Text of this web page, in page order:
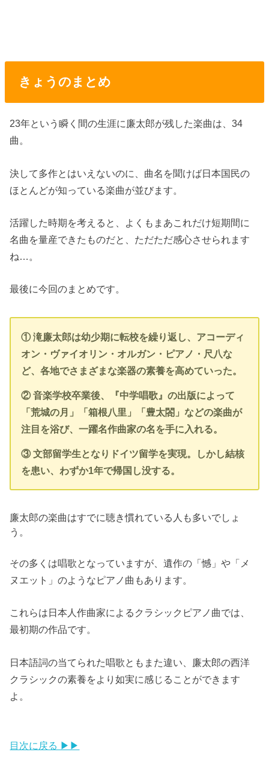
きょうのまとめ
23年という瞬く間の生涯に廉太郎が残した楽曲は、34
曲。
決して多作とはいえないのに、曲名を聞けば日本国民の
ほとんどが知っている楽曲が並びます。
活躍した時期を考えると、よくもまあこれだけ短期間に
名曲を量産できたものだと、ただただ感心させられます
ね…。
最後に今回のまとめです。
① 滝廉太郎は幼少期に転校を繰り返し、アコーディ
オン・ヴァイオリン・オルガン・ピアノ・尺八な
ど、各地でさまざまな楽器の素養を高めていった。
② 音楽学校卒業後、『中学唱歌』の出版によって
「荒城の月」「箱根八里」「豊太閤」などの楽曲が
注目を浴び、一躍名作曲家の名を手に入れる。
③ 文部留学生となりドイツ留学を実現。しかし結核
を患い、わずか1年で帰国し没する。
廉太郎の楽曲はすでに聴き慣れている人も多いでしょ
う。
その多くは唱歌となっていますが、遺作の「憾」や「メ
ヌエット」のようなピアノ曲もあります。
これらは日本人作曲家によるクラシックピアノ曲では、
最初期の作品です。
日本語詞の当てられた唱歌ともまた違い、廉太郎の西洋
クラシックの素養をより如実に感じることができます
よ。
目次に戻る ▶▶